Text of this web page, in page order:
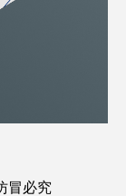
冒必究